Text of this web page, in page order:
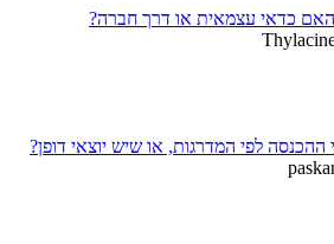
כדאי עצמאית או דרך חברה?